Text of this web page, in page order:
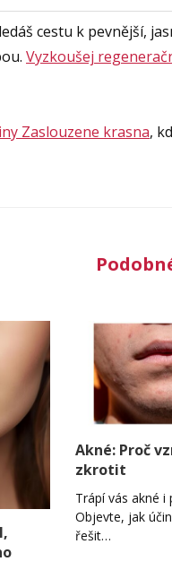
cestu k pevnější,
Vyzkoušej
Zaslouzene krasna,
Akné: Proč
zkrotit
Trápí vás akné i
Objevte, jak
řešit…